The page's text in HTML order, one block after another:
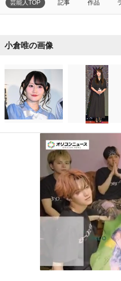
芸能人TOP 記事 作品
小倉唯の画像